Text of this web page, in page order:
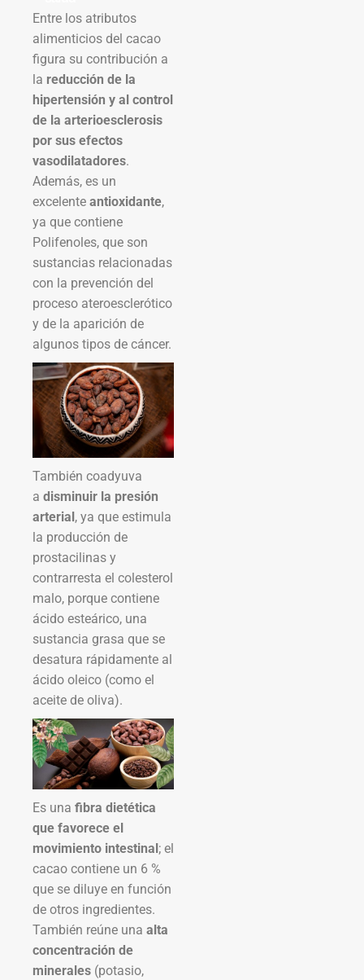
Entre los atributos
alimenticios del cacao
figura su contribución a
la reducción de la
hipertensión y al control
de la arterioesclerosis
por sus efectos
vasodilatadores.
Además, es un
excelente antioxidante,
ya que contiene
Polifenoles, que son
sustancias relacionadas
con la prevención del
proceso ateroesclerótico
y de la aparición de
algunos tipos de cáncer.
También coadyuva
a disminuir la presión
arterial , ya que estimula
la producción de
prostacilinas y
contrarresta el colesterol
malo, porque contiene
ácido esteárico, una
sustancia grasa que se
desatura rápidamente al
ácido oleico (como el
aceite de oliva).
Es una fibra dietética
que favorece el
movimiento intestinal ; el
cacao contiene un 6 %
que se diluye en función
de otros ingredientes.
También reúne una alta
concentración de
minerales (potasio,